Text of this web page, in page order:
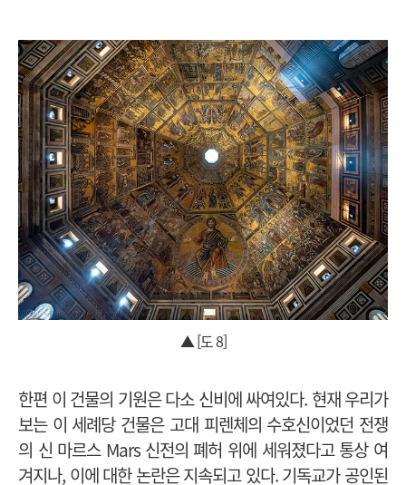
▲ [도 8]
한편 이 건물의 기원은 다소 신비에 싸여있다. 현재 우리가
보는 이 세례당 건물은 고대 피렌체의 수호신이었던 전쟁
의 신 마르스 Mars 신전의 폐허 위에 세워졌다고 통상 여
겨지나, 이에 대한 논란은 지속되고 있다. 기독교가 공인된